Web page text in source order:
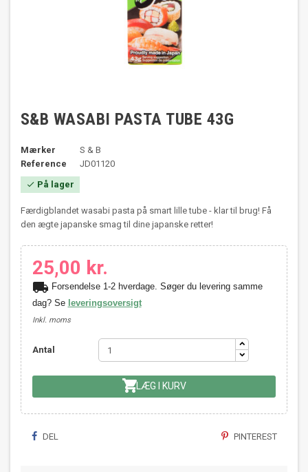
S&B WASABI PASTA TUBE 43G
Mærker
S & B
Reference
JD01120
 På lager
Færdigblandet wasabi pasta på smart lille tube - klar til brug! Få
den ægte japanske smag til dine japanske retter!
25,00 kr.
local_shippingForsendelse 1-2 hverdage. Søger du levering samme
dag? Se leveringsoversigt
Inkl. moms
Antal
 LÆG I KURV
DEL PINTEREST